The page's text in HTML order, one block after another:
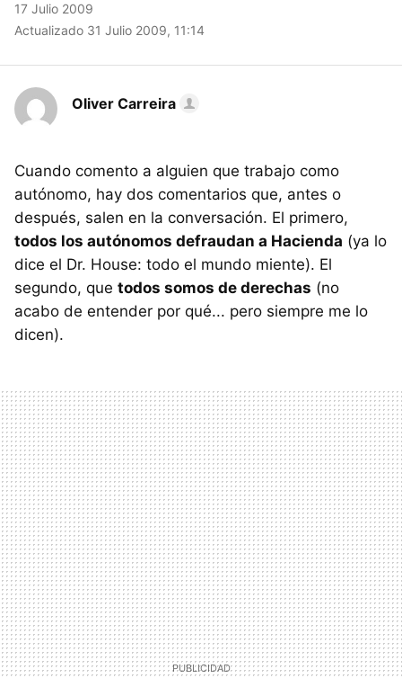
17 Julio 2009
Actualizado 31 Julio 2009, 11:14
Oliver Carreira
Cuando comento a alguien que trabajo como
autónomo, hay dos comentarios que, antes o
después, salen en la conversación. El primero,
todos los autónomos defraudan a Hacienda (ya lo
dice el Dr. House: todo el mundo miente). El
segundo, que todos somos de derechas (no
acabo de entender por qué... pero siempre me lo
dicen).